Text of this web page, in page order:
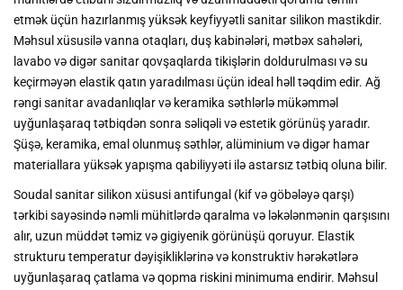
etmək üçün hazırlanmış yüksək keyfiyyətli sanitar silikon mastikdir.
Məhsul xüsusilə vanna otaqları, duş kabinələri, mətbəx sahələri,
lavabo və digər sanitar qovşaqlarda tikişlərin doldurulması və su
keçirməyən elastik qatın yaradılması üçün ideal həll təqdim edir. Ağ
rəngi sanitar avadanlıqlar və keramika səthlərlə mükəmməl
uyğunlaşaraq tətbiqdən sonra səliqəli və estetik görünüş yaradır.
Şüşə, keramika, emal olunmuş səthlər, alüminium və digər hamar
materiallara yüksək yapışma qabiliyyəti ilə astarsız tətbiq oluna bilir.
Soudal sanitar silikon xüsusi antifungal (kif və göbələyə qarşı)
tərkibi sayəsində nəmli mühitlərdə qaralma və ləkələnmənin qarşısını
alır, uzun müddət təmiz və gigiyenik görünüşü qoruyur. Elastik
strukturu temperatur dəyişikliklərinə və konstruktiv hərəkətlərə
uyğunlaşaraq çatlama və qopma riskini minimuma endirir. Məhsul